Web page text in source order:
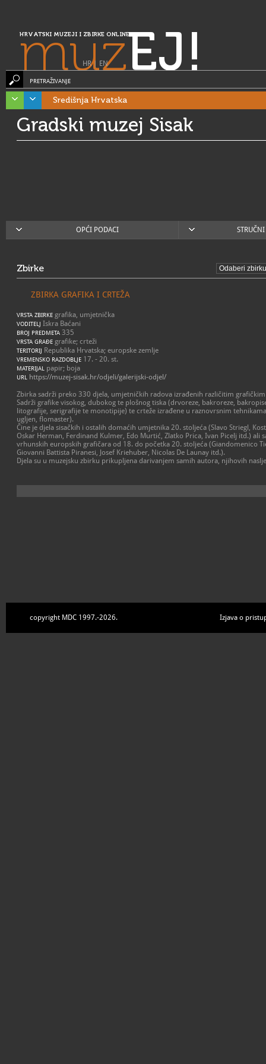
HRVATSKI MUZEJI I ZBIRKE ONLINE
muzEJ!
HR| EN
PRETRAŽIVANJE
Središnja Hrvatska
Gradski muzej Sisak
OPĆI PODACI
Zbirke
ZBIRKA GRAFIKA I CRTEŽA
VRSTA ZBIRKE grafika, umjetnička
VODITELJ Iskra Baćani
BROJ PREDMETA 335
VRSTA GRAĐE grafike; crteži
TERITORIJ Republika Hrvatska; europske zemlje
VREMENSKO RAZDOBLJE 17. - 20. st.
MATERIJAL papir; boja
URL https://muzej-sisak.hr/odjeli/galerijski-odjel/
Zbirka sadrži preko 330 djela, umjetničkih radova izrađenih različitim
Sadrži grafike visokog, dubokog te plošnog tiska (drvoreze, bakroreze,
litografije, serigrafije te monotipije) te crteže izrađene u raznovrsnim
ugljen, flomaster).
Čine je djela sisačkih i ostalih domaćih umjetnika 20. stoljeća (Slavo Striegl,
Oskar Herman, Ferdinand Kulmer, Edo Murtić, Zlatko Prica, Ivan Picelj itd.) ali
vrhunskih europskih grafičara od 18. do početka 20. stoljeća (Giandomenico
Giovanni Battista Piranesi, Josef Kriehuber, Nicolas De Launay itd.).
Djela su u muzejsku zbirku prikupljena darivanjem samih autora, njihovih
copyright MDC 1997.-2026. Izjava o